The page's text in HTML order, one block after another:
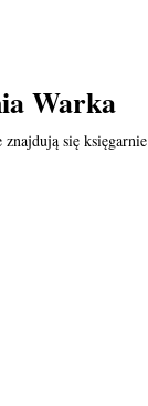
Warka
się